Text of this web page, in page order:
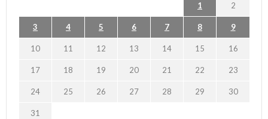
1 2
3 4 5 6 7 8 9
10 11 12 13 14 15 16
17 18 19 20 21 22 23
24 25 26 27 28 29 30
31